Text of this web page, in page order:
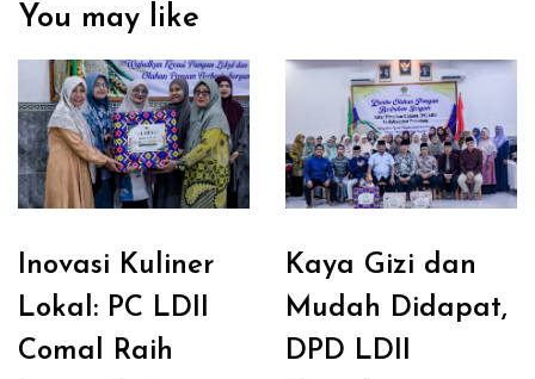
You may like
Inovasi Kuliner
Lokal: PC LDII
Comal Raih
Kaya Gizi dan
Mudah Didapat,
DPD LDII